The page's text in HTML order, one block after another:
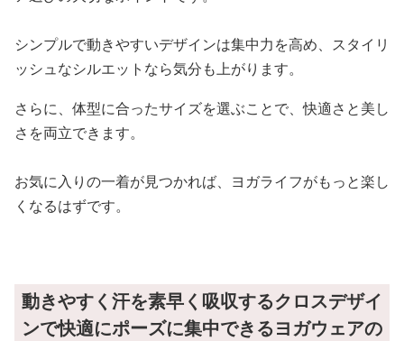
シンプルで動きやすいデザインは集中力を高め、スタイリ
ッシュなシルエットなら気分も上がります。
さらに、体型に合ったサイズを選ぶことで、快適さと美し
さを両立できます。
お気に入りの一着が見つかれば、ヨガライフがもっと楽し
くなるはずです。
動きやすく汗を素早く吸収するクロスデザイ
ンで快適にポーズに集中できるヨガウェアの